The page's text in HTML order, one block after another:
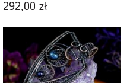
292,00 zł